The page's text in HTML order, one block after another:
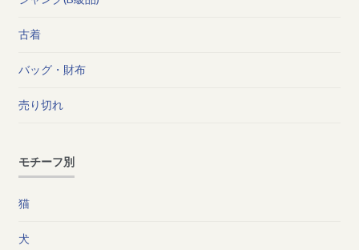
古着
バッグ・財布
売り切れ
モチーフ別
猫
犬